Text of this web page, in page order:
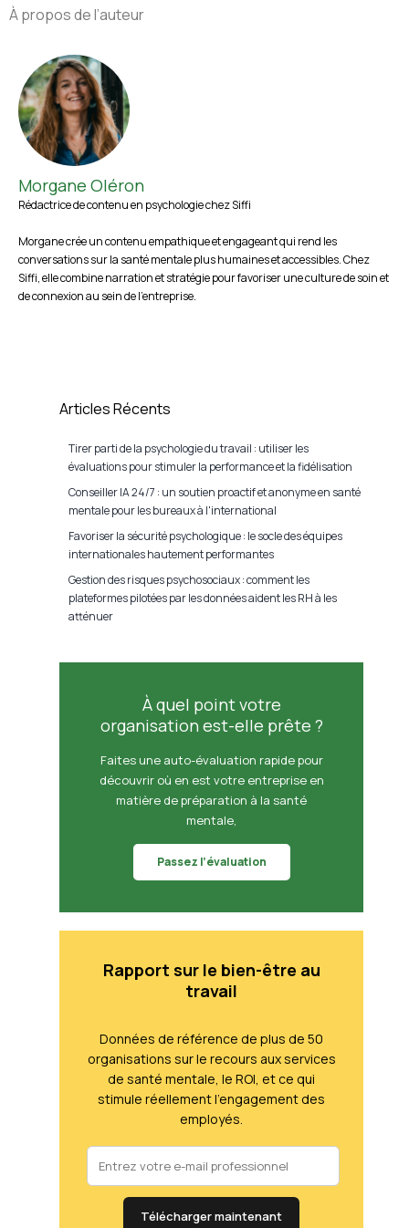
À propos de l’auteur
Morgane Oléron
Rédactrice de contenu en psychologie chez Siffi
Morgane crée un contenu empathique et engageant qui rend les
conversations sur la santé mentale plus humaines et accessibles. Chez
Siffi, elle combine narration et stratégie pour favoriser une culture de soin et
de connexion au sein de l’entreprise.
Articles Récents
Tirer parti de la psychologie du travail : utiliser les
évaluations pour stimuler la performance et la fidélisation
Conseiller IA 24/7 : un soutien proactif et anonyme en santé
mentale pour les bureaux à l'international
Favoriser la sécurité psychologique : le socle des équipes
internationales hautement performantes
Gestion des risques psychosociaux : comment les
plateformes pilotées par les données aident les RH à les
atténuer
À quel point votre
organisation est-elle prête ?
Faites une auto-évaluation rapide pour
découvrir où en est votre entreprise en
matière de préparation à la santé
mentale,
Passez l’évaluation
Rapport sur le bien-être au
travail
Données de référence de plus de 50
organisations sur le recours aux services
de santé mentale, le ROI, et ce qui
stimule réellement l'engagement des
employés.
Télécharger maintenant